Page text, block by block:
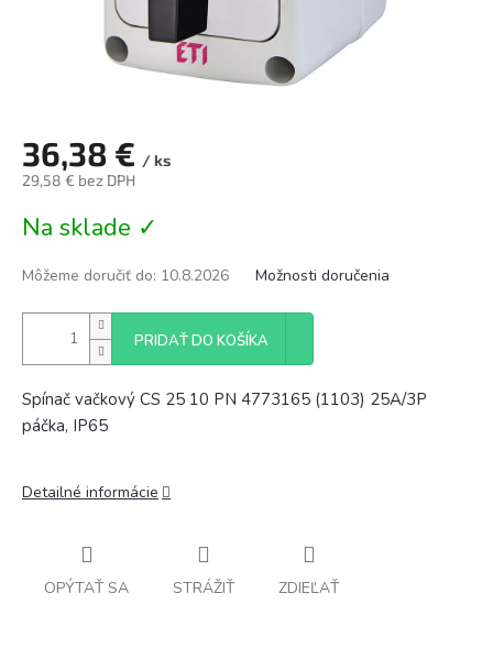
36,38 € / ks
29,58 € bez DPH
cena:
Na sklade ✓
Môžeme doručiť do: 10.8.2026 Možnosti doručenia
PRIDAŤ DO KOŠÍKA
Spínač vačkový CS 25 10 PN 4773165 (1103) 25A/3P
páčka, IP65
Detailné informácie
OPÝTAŤ SA STRÁŽIŤ ZDIEĽAŤ